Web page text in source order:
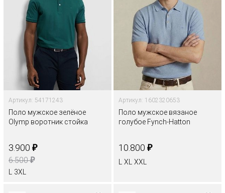
Артикул: 54171243
Поло мужское зелёное
Olymp воротник стойка
3.900 ₽
6.500₽
L 3XL
Артикул: 1602320653
Поло мужское вязаное
голубое Fynch-Hatton
10.800 ₽
L XL XXL